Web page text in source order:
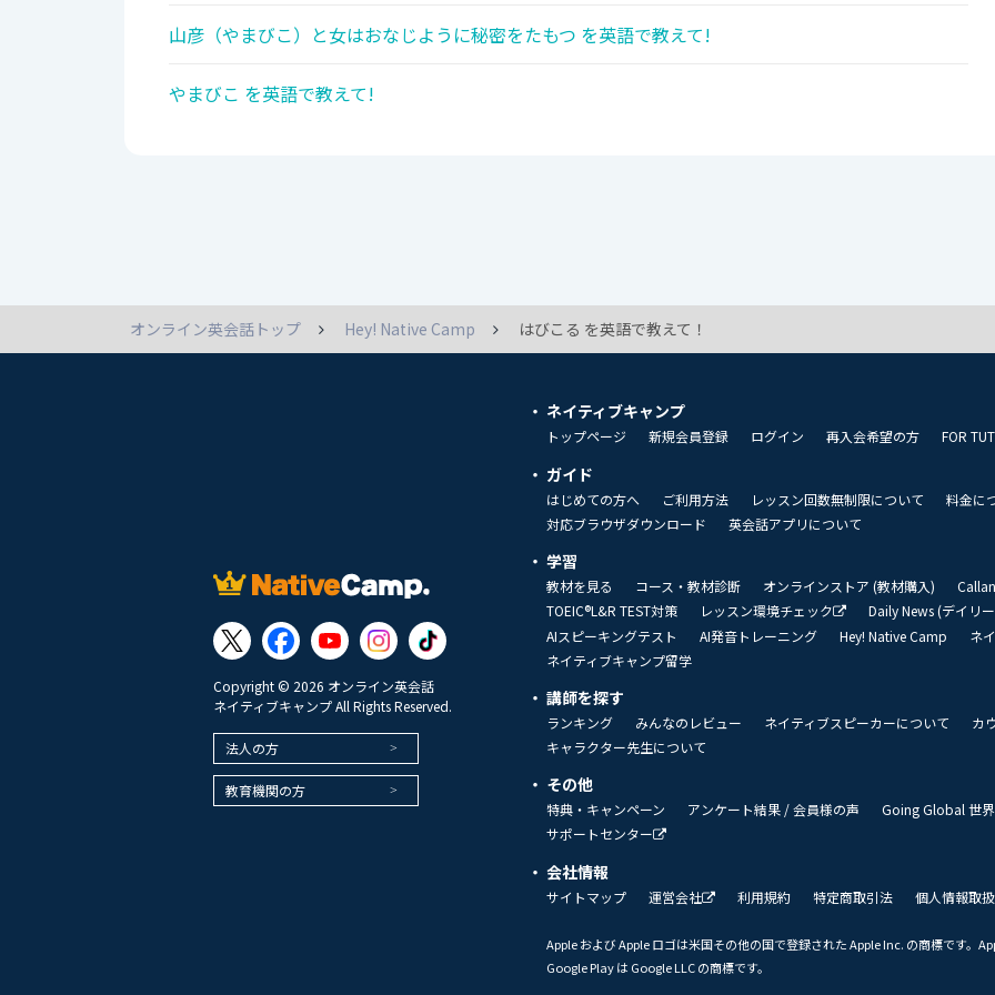
山彦（やまびこ）と女はおなじように秘密をたもつ を英語で教えて!
やまびこ を英語で教えて!
オンライン英会話トップ Hey! Native Camp はびこる を英語で教えて！
Copyright © 2026 オンライン英会話
ネイティブキャンプ All Rights Reserved.
法人の方
教育機関の方
ネイティブキャンプ
トップページ 新規会員登録 ログイン 再入会希望の方 FOR
ガイド
はじめての方へ ご利用方法 レッスン回数無制限について
料金に
対応ブラウザダウンロード
英会話アプリについて
学習
教材を見る コース・教材診断 オンラインストア (教材購入)
TOEIC®L&R TEST対策
レッスン環境チェック
Daily News (デイリ
AIスピーキングテスト
AI発音トレーニング Hey! Native Camp
ネ
ネイティブキャンプ留学
講師を探す
ランキング みんなのレビュー ネイティブスピーカーについて
カ
キャラクター先生について
その他
特典・キャンペーン アンケート結果 / 会員様の声
Going Global 世
サポートセンター
会社情報
サイトマップ 運営会社 利用規約 特定商取引法 個人情報取
Apple および Apple ロゴは米国その他の国で登録された Apple Inc. の商標です。
Google Play は Google LLC の商標です。